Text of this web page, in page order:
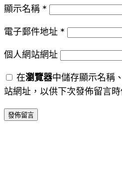
顯示名稱 *
電子郵件地址 *
個人網站網址
在瀏覽器中儲存顯示名稱
站網址，以供下次發佈留言時